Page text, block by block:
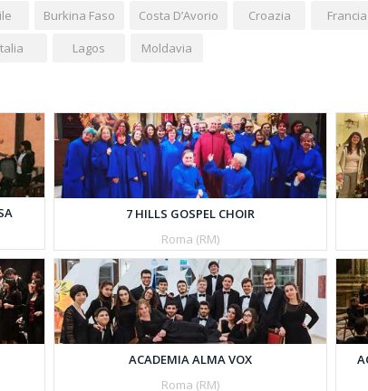
Burkina Faso Costa D’Avorio Croazia Francia
Lagos Moldavia
7 HILLS GOSPEL CHOIR
Roma (RM)
ACADEMIA ALMA VOX
Roma (RM)